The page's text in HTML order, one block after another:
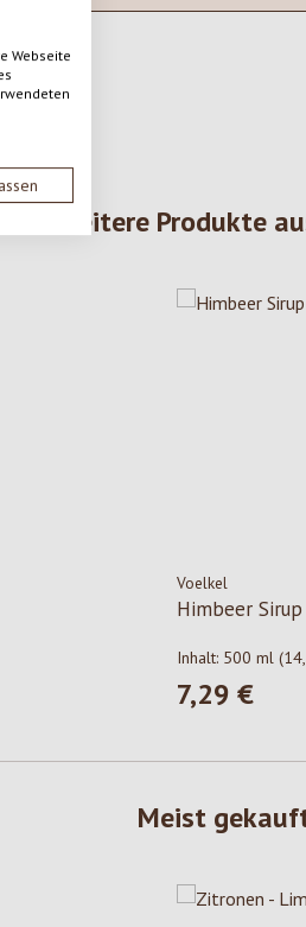
Webseite
Weitere Produkte
Voelkel
Himbeer Sirup
Inhalt: 500 ml
Regulärer Preis:
7,29 €
Meist